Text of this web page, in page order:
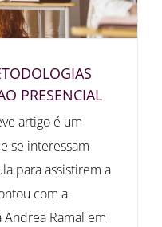
PRESENCIAL
artigo é um
se interessam
para assistirem a
com a
Ramal em